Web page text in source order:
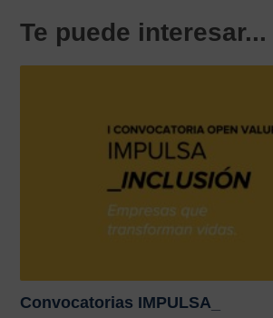
Te puede interesar...
Convocatorias IMPULSA_